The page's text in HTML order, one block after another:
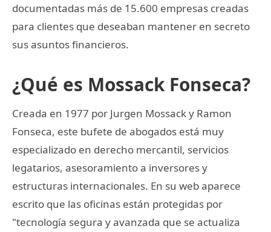
documentadas más de 15.600 empresas creadas
para clientes que deseaban mantener en secreto
sus asuntos financieros.
¿Qué es Mossack Fonseca?
Creada en 1977 por Jurgen Mossack y Ramon
Fonseca, este bufete de abogados está muy
especializado en derecho mercantil, servicios
legatarios, asesoramiento a inversores y
estructuras internacionales. En su web aparece
escrito que las oficinas están protegidas por
"tecnología segura y avanzada que se actualiza